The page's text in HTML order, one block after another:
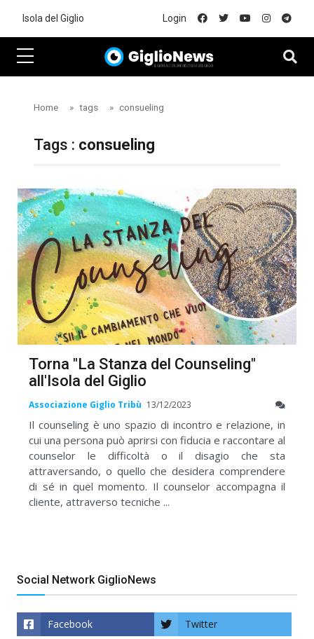
Isola del Giglio Login
Home tags consueling
Tags : consueling
Torna "La Stanza del Counseling"
all'Isola del Giglio
Associazione Giglio Tribù 13/12/2023
Il counseling è uno spazio di incontro e relazione, in
cui una persona può aprirsi con fiducia e raccontare al
counselor le difficoltà o il disagio che sta
attraversando, o quello che desidera comprendere
di sé in quel momento. Il counselor accompagna il
cliente, attraverso tecniche ...
Social Network GiglioNews
Facebook Twitter